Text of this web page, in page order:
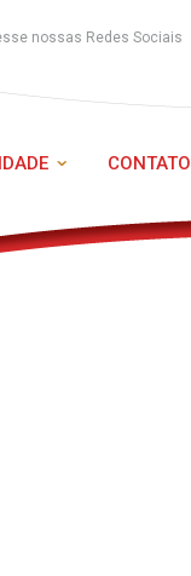
nossas Redes Sociais
CONTATO